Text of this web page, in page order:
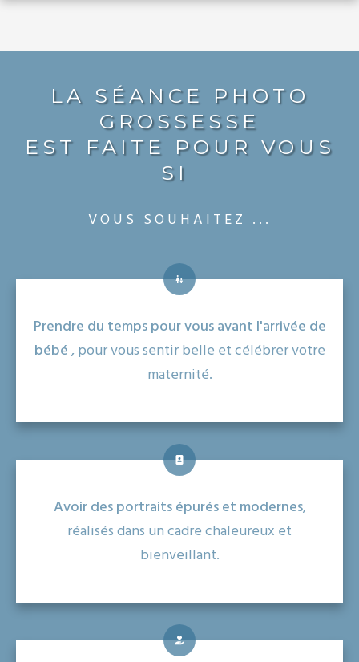
LA SÉANCE PHOTO
GROSSESSE
EST FAITE POUR VOUS
SI
VOUS SOUHAITEZ ...
Prendre du temps pour vous avant l'arrivée de
bébé, pour vous sentir belle et célébrer votre
maternité.
Avoir des portraits épurés et modernes,
réalisés dans un cadre chaleureux et
bienveillant.